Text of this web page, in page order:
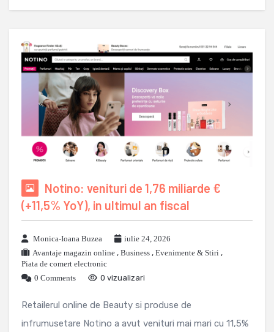
Notino: venituri de 1,76 miliarde €
(+11,5% YoY), in ultimul an fiscal
Monica-Ioana Buzea
iulie 24, 2026
Avantaje magazin online , Business , Evenimente & Stiri ,
Piata de comert electronic
0 Comments
0 vizualizari
Retailerul online de Beauty si produse de
infrumusetare Notino a avut venituri mai mari cu 11,5%